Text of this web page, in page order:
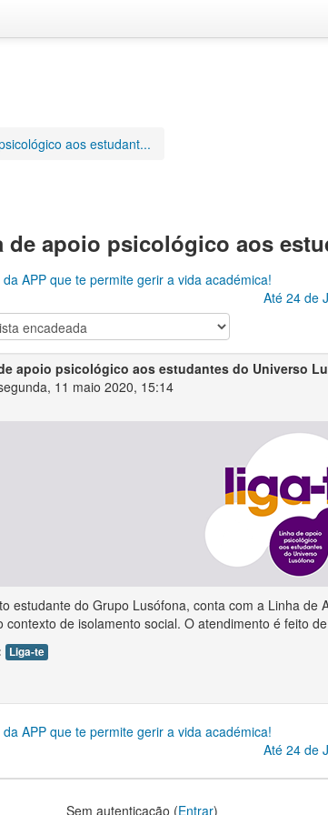
aos estudant...
de apoio psicológico aos
APP que te permite gerir a vida académica!
Até 24 de
apoio psicológico aos estudantes do Universo
11 maio 2020, 15:14
estudante do Grupo Lusófona, conta com a Linha
contexto de isolamento social. O atendimento é feito
Liga-te
APP que te permite gerir a vida académica!
Até 24 de
Sem autenticação (Entrar)